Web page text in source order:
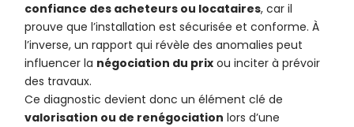
confiance des acheteurs ou locataires, car il
prouve que l’installation est sécurisée et conforme. À
l’inverse, un rapport qui révèle des anomalies peut
influencer la négociation du prix ou inciter à prévoir
des travaux.
Ce diagnostic devient donc un élément clé de
valorisation ou de renégociation lors d’une